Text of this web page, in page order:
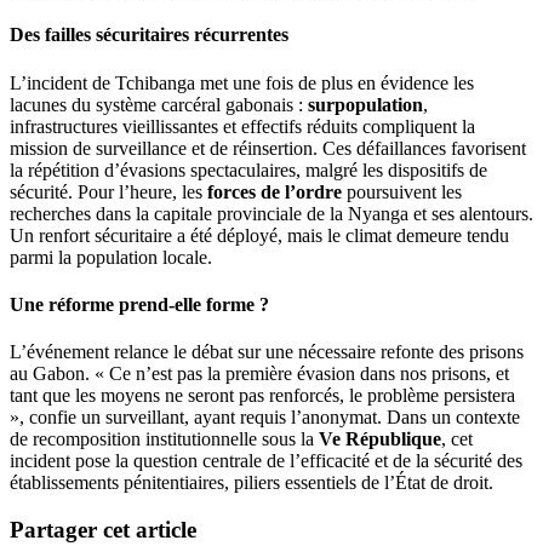
Des failles sécuritaires récurrentes
L’incident de Tchibanga met une fois de plus en évidence les
lacunes du système carcéral gabonais : surpopulation,
infrastructures vieillissantes et effectifs réduits compliquent la
mission de surveillance et de réinsertion. Ces défaillances favorisent
la répétition d’évasions spectaculaires, malgré les dispositifs de
sécurité. Pour l’heure, les forces de l’ordre poursuivent les
recherches dans la capitale provinciale de la Nyanga et ses alentours.
Un renfort sécuritaire a été déployé, mais le climat demeure tendu
parmi la population locale.
Une réforme prend-elle forme ?
L’événement relance le débat sur une nécessaire refonte des prisons
au Gabon. « Ce n’est pas la première évasion dans nos prisons, et
tant que les moyens ne seront pas renforcés, le problème persistera
», confie un surveillant, ayant requis l’anonymat. Dans un contexte
de recomposition institutionnelle sous la Ve République, cet
incident pose la question centrale de l’efficacité et de la sécurité des
établissements pénitentiaires, piliers essentiels de l’État de droit.
Partager cet article